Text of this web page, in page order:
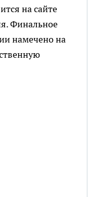
на сайте
Финальное
намечено на